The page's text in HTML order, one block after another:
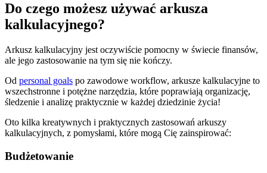
Do czego możesz używać arkusza
kalkulacyjnego?
Arkusz kalkulacyjny jest oczywiście pomocny w świecie finansów,
ale jego zastosowanie na tym się nie kończy.
Od personal goals po zawodowe workflow, arkusze kalkulacyjne to
wszechstronne i potężne narzędzia, które poprawiają organizację,
śledzenie i analizę praktycznie w każdej dziedzinie życia!
Oto kilka kreatywnych i praktycznych zastosowań arkuszy
kalkulacyjnych, z pomysłami, które mogą Cię zainspirować:
Budżetowanie